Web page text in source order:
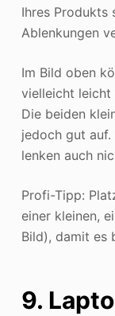
Ihres Produkts
Ablenkungen
Im Bild oben
vielleicht leicht
Die beiden
jedoch gut auf.
lenken auch
Profi-Tipp:
einer kleinen,
Bild), damit es
9.